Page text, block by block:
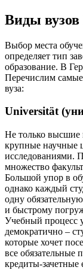
Виды
Выбор места
определяет тип
образование. В
Перечислим
вуза:
Universität
Не только высшие
крупные научные
исследованиями.
множество
Большой упор в
однако каждый
одну
и быстрому
Учебный процесс
демократично –
которые хочет
все обязательные
кредиты-